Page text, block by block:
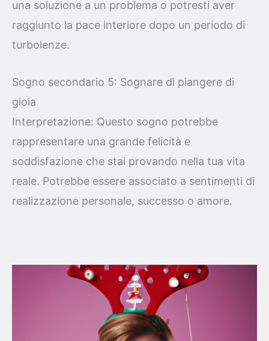
una soluzione a un problema o potresti aver
raggiunto la pace interiore dopo un periodo di
turbolenze.
Sogno secondario 5: Sognare di piangere di
gioia
Interpretazione: Questo sogno potrebbe
rappresentare una grande felicità e
soddisfazione che stai provando nella tua vita
reale. Potrebbe essere associato a sentimenti di
realizzazione personale, successo o amore.